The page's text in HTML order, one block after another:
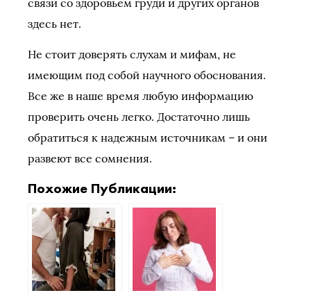
здесь нет.
Не стоит доверять слухам и мифам, не
имеющим под собой научного обоснования.
Все же в наше время любую информацию
проверить очень легко. Достаточно лишь
обратиться к надежным источникам – и они
развеют все сомнения.
Похожие Публикации: